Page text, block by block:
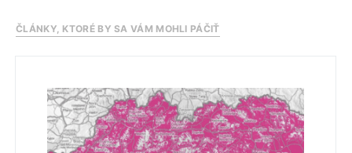
ČLÁNKY, KTORÉ BY SA VÁM MOHLI PÁČIŤ